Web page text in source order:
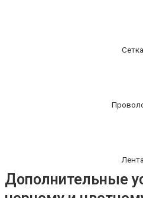
Сетка
Лента
Дополнительные